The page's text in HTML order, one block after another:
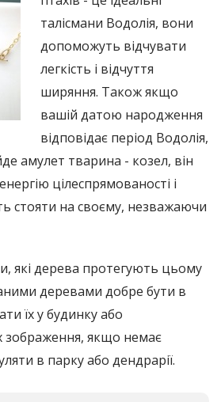
талісмани Водолія, вони
допоможуть відчувати
легкість і відчуття
ширяння. Також якщо
вашій датою народження
відповідає період Водолія,
амулет тварина - козел, він
цілеспрямованості і
стояти на своєму, незважаючи
які дерева протегують цьому
деревами добре бути в
їх у будинку або
зображення, якщо немає
в парку або дендрарії.